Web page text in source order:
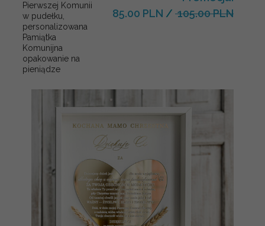
Pierwszej Komunii
w pudełku,
personalizowana
Pamiątka
Komunijna
opakowanie na
pieniądze
85.00 PLN / 105.00 PLN